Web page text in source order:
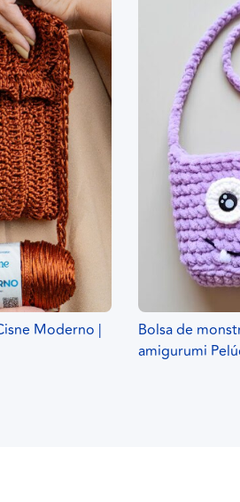
Moderno |
Bolsa de
amigurumi